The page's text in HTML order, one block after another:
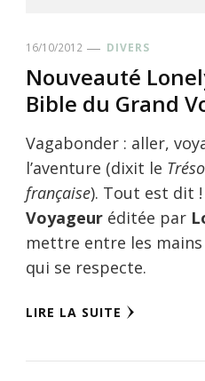
16/10/2012 DIVERS
Nouveauté
Bible du Grand
Vagabonder : aller,
l’aventure (dixit le
française). Tout est dit !
Voyageur éditée par
mettre entre les
qui se respecte.
LIRE LA SUITE